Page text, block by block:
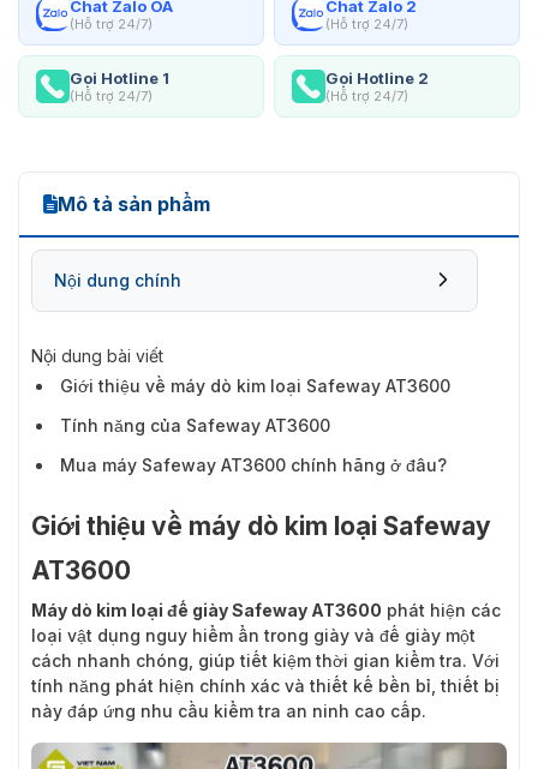
Chat Zalo OA
(Hỗ trợ 24/7)
Chat Zalo 2
(Hỗ trợ 24/7)
Gọi Hotline 1
(Hỗ trợ 24/7)
Gọi Hotline 2
(Hỗ trợ 24/7)
Mô tả sản phẩm
Nội dung chính
Nội dung bài viết
Giới thiệu về máy dò kim loại Safeway AT3600
Tính năng của Safeway AT3600
Mua máy Safeway AT3600 chính hãng ở đâu?
Giới thiệu về máy dò kim loại Safeway
AT3600
Máy dò kim loại đế giày Safeway AT3600 phát hiện các
loại vật dụng nguy hiểm ẩn trong giày và đế giày một
cách nhanh chóng, giúp tiết kiệm thời gian kiểm tra. Với
tính năng phát hiện chính xác và thiết kế bền bỉ, thiết bị
này đáp ứng nhu cầu kiểm tra an ninh cao cấp.